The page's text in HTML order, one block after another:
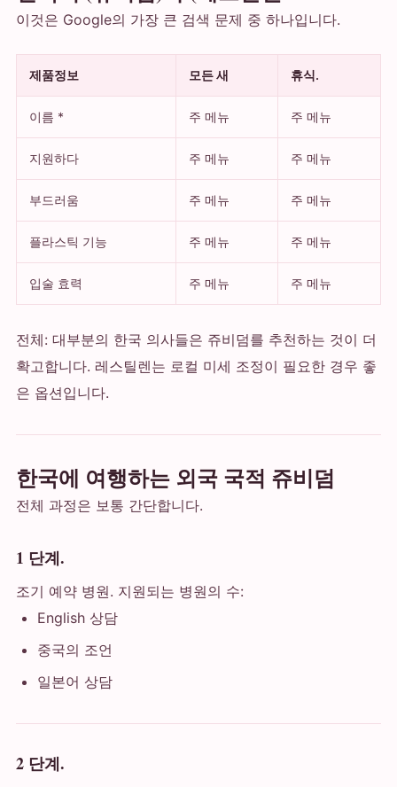
이것은 Google의 가장 큰 검색 문제 중 하나입니다.
제품정보 모든 새 휴식.
이름 * 주 메뉴 주 메뉴
지원하다 주 메뉴 주 메뉴
부드러움 주 메뉴 주 메뉴
플라스틱 기능 주 메뉴 주 메뉴
입술 효력 주 메뉴 주 메뉴
전체: 대부분의 한국 의사들은 쥬비덤를 추천하는 것이 더
확고합니다. 레스틸렌는 로컬 미세 조정이 필요한 경우 좋
은 옵션입니다.
한국에 여행하는 외국 국적 쥬비덤
전체 과정은 보통 간단합니다.
1 단계.
조기 예약 병원. 지원되는 병원의 수:
English 상담
중국의 조언
일본어 상담
2 단계.